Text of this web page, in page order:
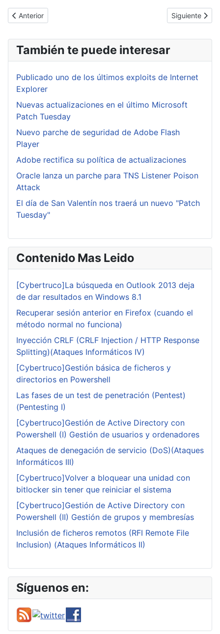
Artículo anterior: Quad9, nuevo servicio DNS contra el
Anterior Artículo
Siguiente
También te puede interesar
Publicado uno de los últimos exploits de Internet
Explorer
Nuevas actualizaciones en el último Microsoft
Patch Tuesday
Nuevo parche de seguridad de Adobe Flash
Player
Adobe rectifica su política de actualizaciones
Oracle lanza un parche para TNS Listener Poison
Attack
El día de San Valentín nos traerá un nuevo "Patch
Tuesday"
Contenido Mas Leido
[Cybertruco]La búsqueda en Outlook 2013 deja
de dar resultados en Windows 8.1
Recuperar sesión anterior en Firefox (cuando el
método normal no funciona)
Inyección CRLF (CRLF Injection / HTTP Response
Splitting)(Ataques Informáticos IV)
[Cybertruco]Gestión básica de ficheros y
directorios en Powershell
Las fases de un test de penetración (Pentest)
(Pentesting I)
[Cybertruco]Gestión de Active Directory con
Powershell (I) Gestión de usuarios y ordenadores
Ataques de denegación de servicio (DoS)(Ataques
Informáticos III)
[Cybertruco]Volver a bloquear una unidad con
bitlocker sin tener que reiniciar el sistema
[Cybertruco]Gestión de Active Directory con
Powershell (II) Gestión de grupos y membresías
Inclusión de ficheros remotos (RFI Remote File
Inclusion) (Ataques Informáticos II)
Síguenos en: